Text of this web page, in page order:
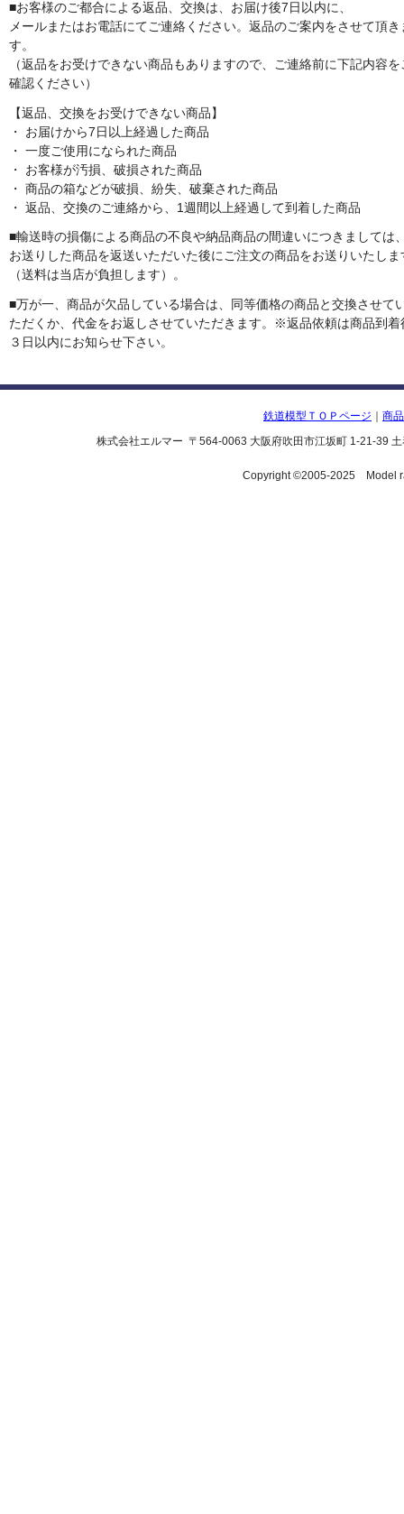
■お客様のご都合による返品、交換は、お届け後7日以内に、
メールまたはお電話にてご連絡ください。返品のご案内をさせて頂き
す。
（返品をお受けできない商品もありますので、ご連絡前に下記内容を
確認ください）
【返品、交換をお受けできない商品】
・ お届けから7日以上経過した商品
・ 一度ご使用になられた商品
・ お客様が汚損、破損された商品
・ 商品の箱などが破損、紛失、破棄された商品
・ 返品、交換のご連絡から、1週間以上経過して到着した商品
■輸送時の損傷による商品の不良や納品商品の間違いにつきましては
お送りした商品を返送いただいた後にご注文の商品をお送りいたしま
（送料は当店が負担します）。
■万が一、商品が欠品している場合は、同等価格の商品と交換させて
ただくか、代金をお返しさせていただきます。※返品依頼は商品到着
３日以内にお知らせ下さい。
鉄道模型ＴＯＰページ 商
株式会社エルマー 〒564-0063 大阪府吹田市江坂町 1-21-39
Copyright ©2005-2025 Model